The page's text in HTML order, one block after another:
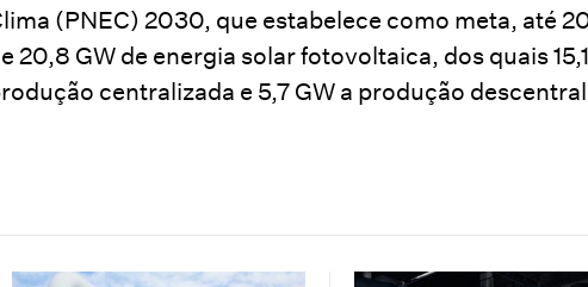
(PNEC) 2030, que estabelece como meta, até
20,8 GW de energia solar fotovoltaica, dos quais
centralizada e 5,7 GW a produção